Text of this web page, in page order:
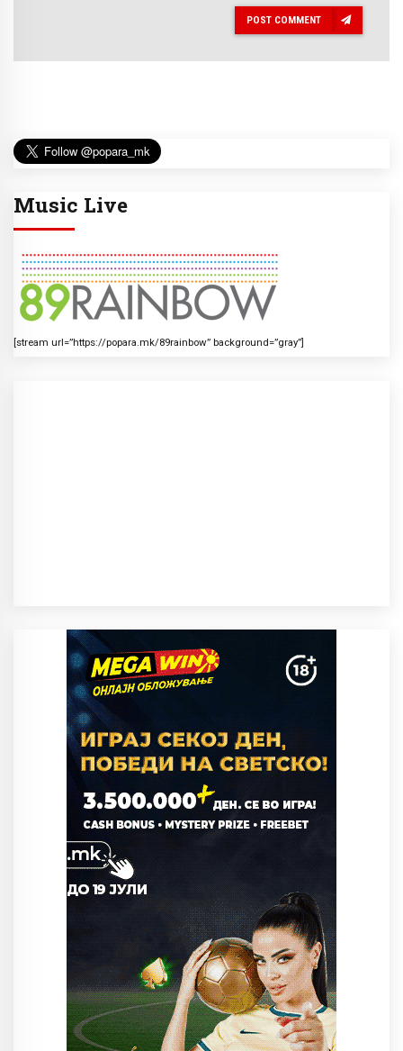
POST COMMENT
Music Live
[stream url=”https://popara.mk/89rainbow” background=”gray”]